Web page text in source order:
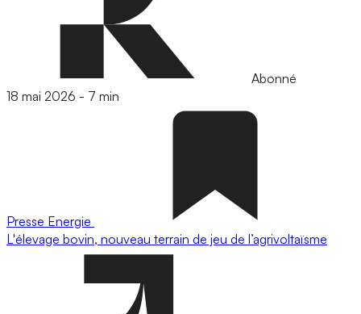
Abonné
18 mai 2026 - 7 min
Presse Energie
L'élevage bovin, nouveau terrain de jeu de l’agrivoltaïsme